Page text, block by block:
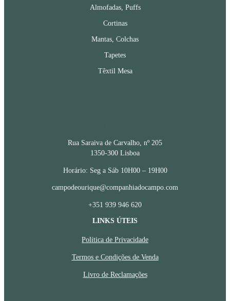
Almofadas, Puffs
Cortinas
Mantas, Colchas
Tapetes
Têxtil Mesa
LINKS ÚTEIS
Política de Privacidade
Termos e Condições de Venda
Livro de Reclamações
Rua Saraiva de Carvalho, nº 205
1350-300 Lisboa
Horário: Seg a Sáb 10H00 – 19H00
campodeourique@companhiadocampo.com
+351 939 946 620